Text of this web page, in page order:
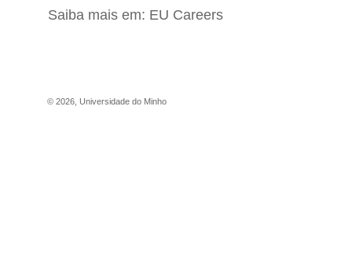
Saiba mais em: EU Careers
© 2026 Universidade do Minho